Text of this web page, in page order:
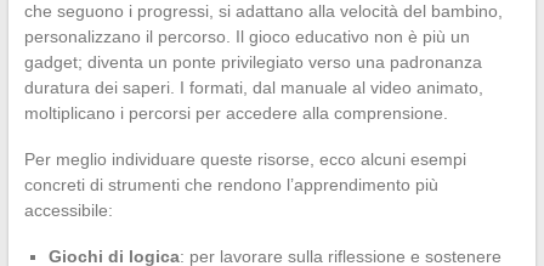
che seguono i progressi, si adattano alla velocità del bambino,
personalizzano il percorso. Il gioco educativo non è più un
gadget; diventa un ponte privilegiato verso una padronanza
duratura dei saperi. I formati, dal manuale al video animato,
moltiplicano i percorsi per accedere alla comprensione.
Per meglio individuare queste risorse, ecco alcuni esempi
concreti di strumenti che rendono l’apprendimento più
accessibile:
Giochi di logica: per lavorare sulla riflessione e sostenere